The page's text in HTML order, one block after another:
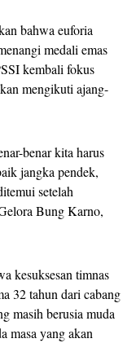
bahwa euforia
medali emas
kembali fokus
mengikuti ajang-
benar kita harus
jangka pendek,
setelah
Bung Karno,
kesuksesan timnas
32 tahun dari cabang
masih berusia muda
masa yang akan